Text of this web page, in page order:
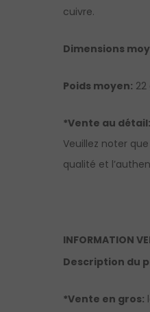
cuivre.
Dimensions
Poids moyen:
*Vente au détail:
Veuillez noter
qualité et
INFORMATION
Description du
*Vente en gros: